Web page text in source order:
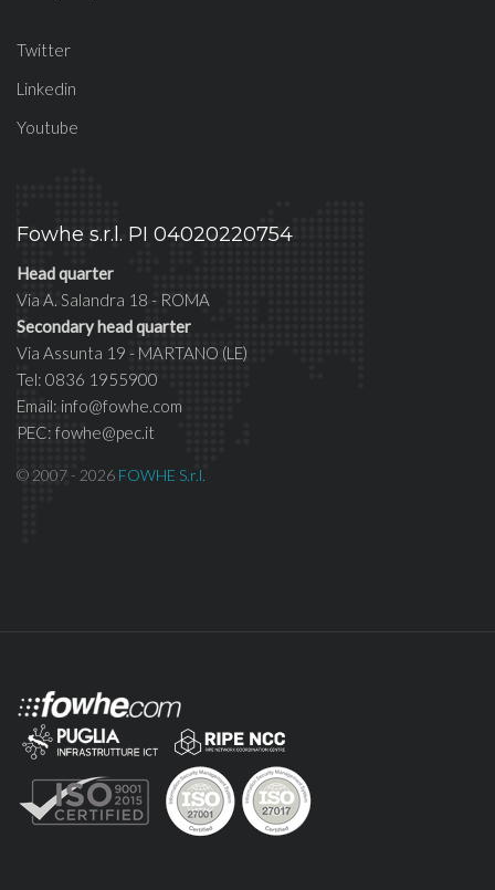
Twitter
Linkedin
Youtube
Fowhe s.r.l. PI 04020220754
Head quarter
Via A. Salandra 18 - ROMA
Secondary head quarter
Via Assunta 19 - MARTANO (LE)
Tel: 0836 1955900
Email: info@fowhe.com
PEC: fowhe@pec.it
© 2007 - 2026 FOWHE S.r.l.